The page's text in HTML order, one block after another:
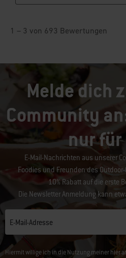
Melde dich
Community
nur
E-Mail-Nachrichten aus unserer
Foodies und Freunden des
10% Rabatt auf die erste
Die Newsletter Anmeldung kann
E-Mail-Adresse
Hiermit willige ich in die Nutzung meiner hier